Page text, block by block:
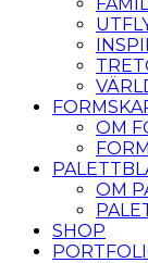
OM
OM
SHOP